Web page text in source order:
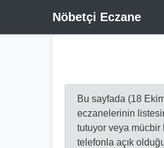
Nöbetçi Eczane
Bu sayfada (18
eczanelerinin
tutuyor veya mücbir
telefonla açık